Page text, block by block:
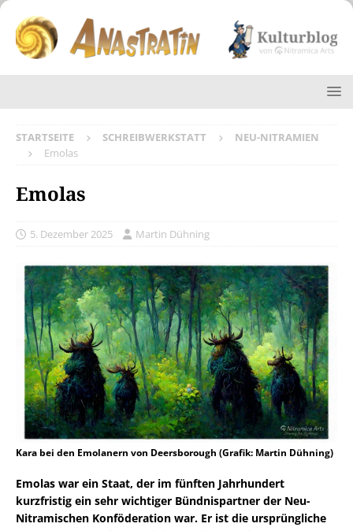
STARTSEITE SCHREIBWERKSTATT
NEU-NITRAMIEN
Emolas
Emolas
5. Dezember 2025 Martin Dühning
Kara bei den Emolanern von Deersborough (Grafik: Martin Dühning)
Emolas war ein Staat, der im fünften Jahrhundert
kurzfristig ein sehr wichtiger Bündnispartner der Neu-
Nitramischen Konföderation war. Er ist die ursprüngliche